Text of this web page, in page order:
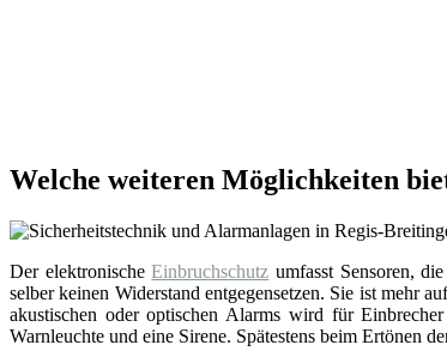
Welche weiteren Möglichkeiten
Der elektronischeEinbruchschutz umfasst Sensoren,
selber keinen Widerstand entgegensetzen. Sie ist mehr
akustischen oder optischen Alarms wird für
Warnleuchte und eine Sirene. Spätestens beim Ertönen